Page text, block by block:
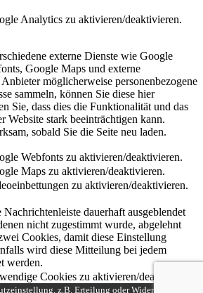
Analytics zu aktivieren/deaktivieren.
externe Dienste wie Google
Google Maps und externe
möglicherweise personenbezogene
sammeln, können Sie diese hier
Sie, dass dies die Funktionalität und das
Website stark beeinträchtigen kann.
sobald Sie die Seite neu laden.
Webfonts zu aktivieren/deaktivieren.
Maps zu aktivieren/deaktivieren.
zu aktivieren/deaktivieren.
dauerhaft ausgeblendet
nicht zugestimmt wurde, abgelehnt
Cookies, damit diese Einstellung
wird diese Mitteilung bei jedem
werden.
Cookies zu aktivieren/deaktivieren.
z.B. Erteilung oder Widerruf von